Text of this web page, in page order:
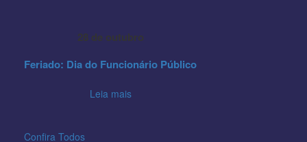
28 de outubro
Feriado: Dia do Funcionário Público
Leia mais
Confira Todos